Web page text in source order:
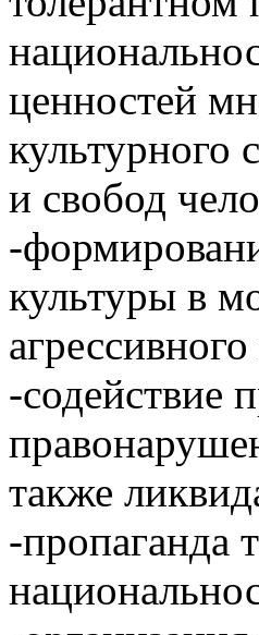
ценностей
культурного
и свобод
-
культуры в
-содействие
также
-пропаганда